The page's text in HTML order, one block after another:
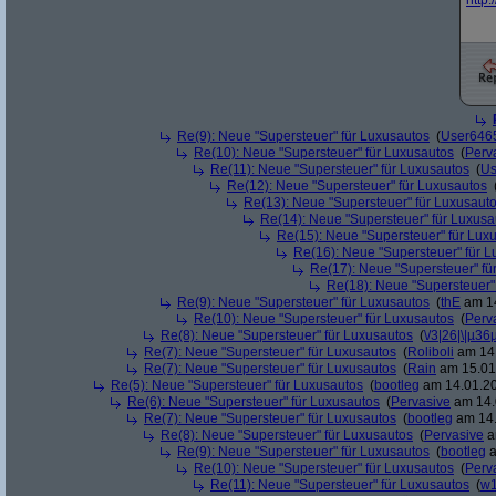
Re(9): Neue "Supersteuer" für Luxusautos (
Re(10): Neue "Supersteuer" für Luxusautos (
Re(11): Neue "Supersteuer" für Luxusautos (
Re(12): Neue "Supersteuer" für Luxusautos
Re(13): Neue "Supersteuer" für
Re(14): Neue "Supersteuer" für
Re(15): Neue "Supersteuer" für
Re(16): Neue "Supersteuer" für
Re(17): Neue "Supersteuer"
Re(18): Neue
Re(9): Neue "Supersteuer" für Luxusautos (thE am
Re(10): Neue "Supersteuer" für Luxusautos (
Re(8): Neue "Supersteuer" für Luxusautos (\/
Re(7): Neue "Supersteuer" für Luxusautos (Roliboli am
Re(7): Neue "Supersteuer" für Luxusautos (Rain am
Re(5): Neue "Supersteuer" für Luxusautos (bootleg am
Re(6): Neue "Supersteuer" für Luxusautos (Pervasive am
Re(7): Neue "Supersteuer" für Luxusautos (bootleg am
Re(8): Neue "Supersteuer" für Luxusautos (Pervasive
Re(9): Neue "Supersteuer" für Luxusautos (bootleg
Re(10): Neue "Supersteuer" für Luxusautos (
Re(11): Neue "Supersteuer" für Luxusautos (